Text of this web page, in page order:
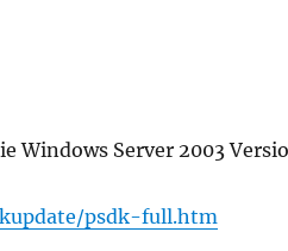
Windows Server 2003
psdk-full.htm